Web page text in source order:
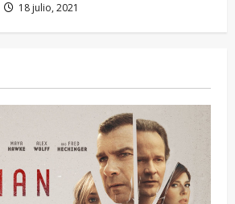
18 julio, 2021